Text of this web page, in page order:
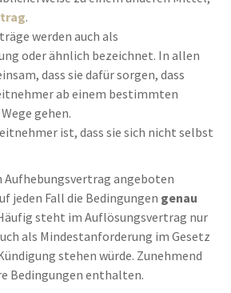
.
werden auch als
oder ähnlich bezeichnet. In allen
dass sie dafür sorgen, dass
ab einem bestimmten
gehen.
ist, dass sie sich nicht selbst
Aufhebungsvertrag angeboten
jeden Fall die Bedingungen genau
steht im Auflösungsvertrag nur
als Mindestanforderung im Gesetz
stehen würde. Zunehmend
Bedingungen enthalten.